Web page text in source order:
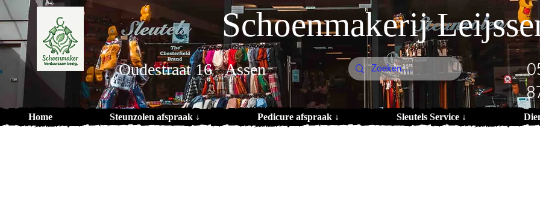
Schoenmakerij
Oudestraat 16 Assen
Home Steunzolen afspraak ↓ Pedicure afspraak ↓ Sleutels Service ↓